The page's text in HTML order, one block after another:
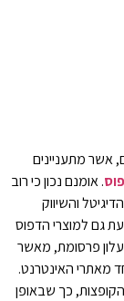
אשר מתעניינים
. אומנם נכון כי רוב
והשיווק
גם למוצרי הדפוס
פרסומת, מאשר
מאתרי האינטרנט.
כך שבאופן